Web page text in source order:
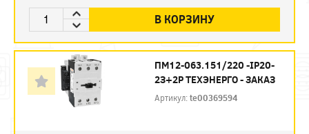
В КОРЗИНУ
ПМ12-063.151/220 -IP20-
2З+2Р ТЕХЭНЕРГО - ЗАКАЗ
Артикул:te00369594